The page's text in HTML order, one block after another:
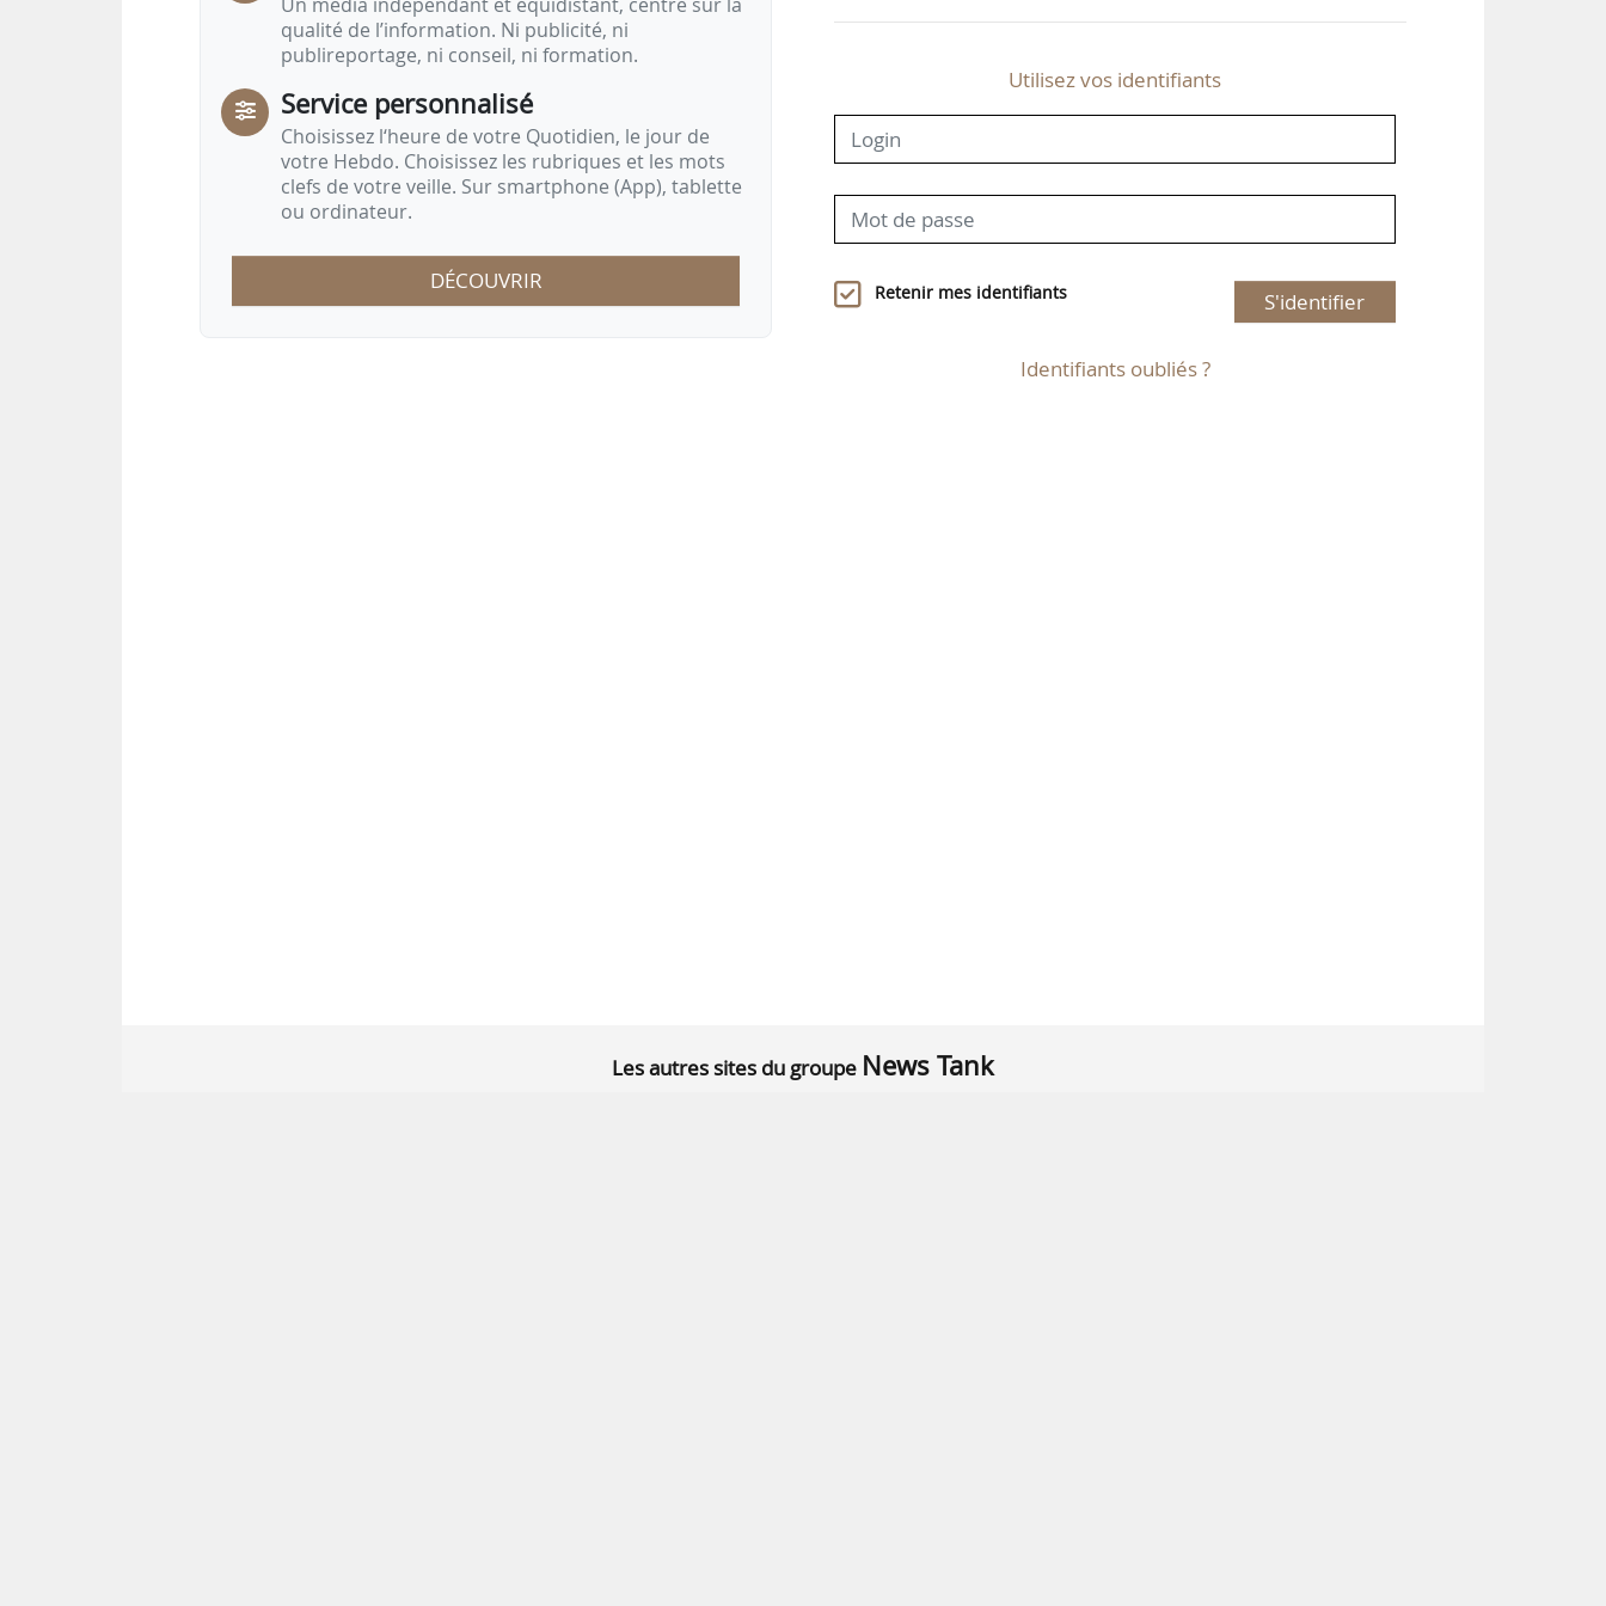
qualité de l’information. Ni publicité, ni
publireportage, ni conseil, ni formation.
Service personnalisé
Choisissez l‘heure de votre Quotidien, le jour de
votre Hebdo. Choisissez les rubriques et les mots
clefs de votre veille. Sur smartphone (App), tablette
ou ordinateur.
DÉCOUVRIR
Utilisez vos identifiants
Retenir mes identifiants S'identifier
Identifiants oubliés ?
Les autres sites du groupe News Tank